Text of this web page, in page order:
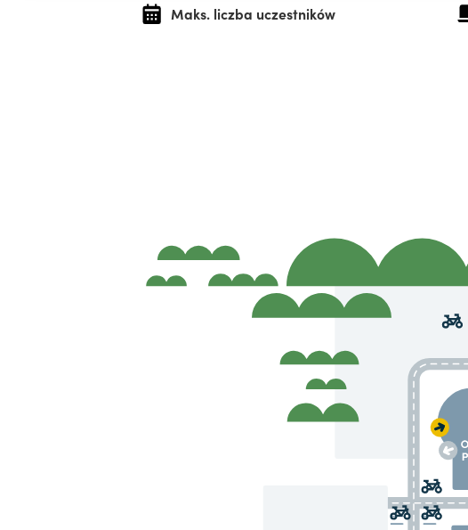
Maks. liczba uczestników